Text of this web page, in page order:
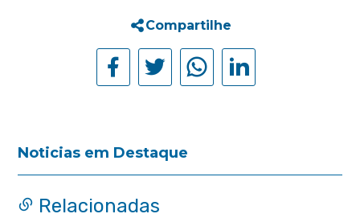
Compartilhe
Noticias em Destaque
Relacionadas